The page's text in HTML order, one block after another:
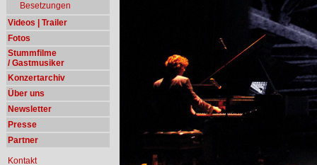
Besetzungen
Videos | Trailer
Fotos
Stummfilme
/ Gastmusiker
Konzertarchiv
Über uns
Newsletter
Presse
Partner
Kontakt